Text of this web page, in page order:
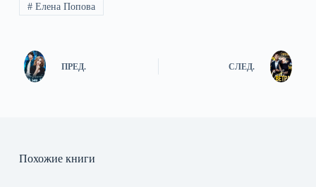
#Елена Попова
ПРЕД. СЛЕД.
Похожие книги